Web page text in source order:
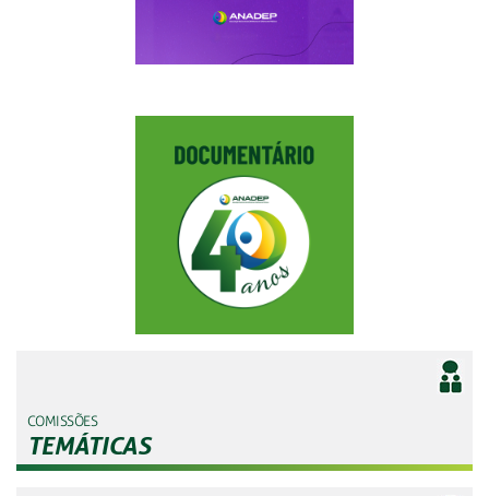
COMISSÕES
TEMÁTICAS